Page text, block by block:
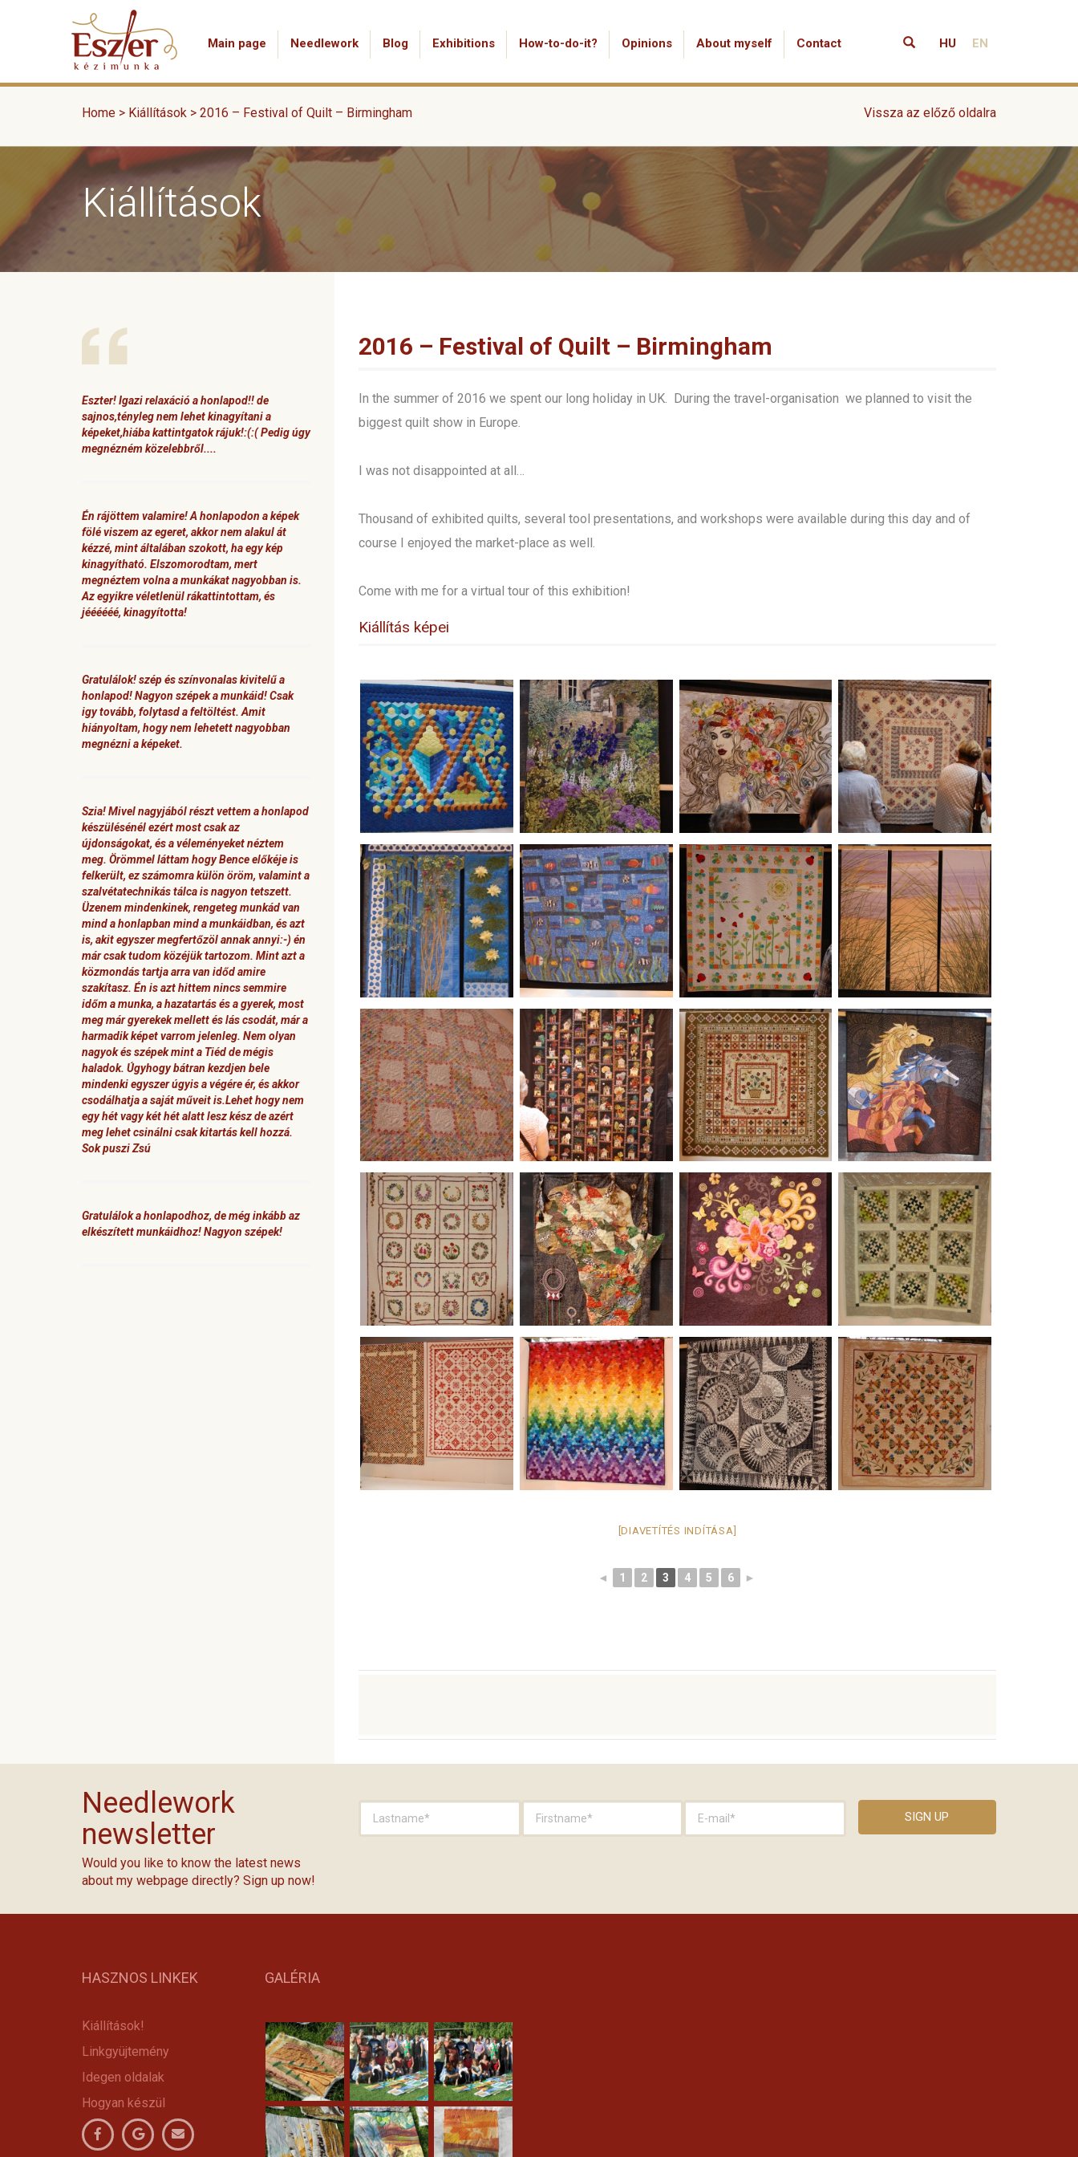
Main page Needlework Blog Exhibitions How-to-do-it? Opinions About myself Contact HU EN
Home > Kiállítások Vissza az előző oldalra
> 2016 – Festival of Quilt – Birmingham
Kiállítások
Eszter! Igazi relaxáció a honlapod!! de
sajnos,tényleg nem lehet kinagyítani a
képeket,hiába kattintgatok rájuk!:(:( Pedig úgy
megnézném közelebbről....
Én rájöttem valamire! A honlapodon a képek
fölé viszem az egeret, akkor nem alakul át
kézzé, mint általában szokott, ha egy kép
kinagyítható. Elszomorodtam, mert
megnéztem volna a munkákat nagyobban is.
Az egyikre véletlenül rákattintottam, és
jéééééé, kinagyította!
Gratulálok! szép és színvonalas kivitelű a
honlapod! Nagyon szépek a munkáid! Csak
igy tovább, folytasd a feltöltést. Amit
hiányoltam, hogy nem lehetett nagyobban
megnézni a képeket.
Szia! Mivel nagyjából részt vettem a honlapod
készülésénél ezért most csak az
újdonságokat, és a véleményeket néztem
meg. Örömmel láttam hogy Bence előkéje is
felkerült, ez számomra külön öröm, valamint a
szalvétatechnikás tálca is nagyon tetszett.
Üzenem mindenkinek, rengeteg munkád van
mind a honlapban mind a munkáidban, és azt
is, akit egyszer megfertőzöl annak annyi:-) én
már csak tudom közéjük tartozom. Mint azt a
közmondás tartja arra van időd amire
szakítasz. Én is azt hittem nincs semmire
időm a munka, a hazatartás és a gyerek, most
meg már gyerekek mellett és lás csodát, már a
harmadik képet varrom jelenleg. Nem olyan
nagyok és szépek mint a Tiéd de mégis
haladok. Úgyhogy bátran kezdjen bele
mindenki egyszer úgyis a végére ér, és akkor
csodálhatja a saját műveit is.Lehet hogy nem
egy hét vagy két hét alatt lesz kész de azért
meg lehet csinálni csak kitartás kell hozzá.
Sok puszi Zsú
Gratulálok a honlapodhoz, de még inkább az
elkészített munkáidhoz! Nagyon szépek!
2016 – Festival of Quilt – Birmingham
In the summer of 2016 we spent our long holiday in UK. During the travel-organisation we planned to visit the
biggest quilt show in Europe.
I was not disappointed at all…
Thousand of exhibited quilts, several tool presentations, and workshops were available during this day and of
course I enjoyed the market-place as well.
Come with me for a virtual tour of this exhibition!
Kiállítás képei
[DIAVETÍTÉS INDÍTÁSA]
◄ 1 2 3 4 5 6 ►
Needlework
newsletter
Would you like to know the latest news
about my webpage directly? Sign up now!
HASZNOS LINKEK
Kiállítások!
Linkgyüjtemény
Idegen oldalak
Hogyan készül
GALÉRIA